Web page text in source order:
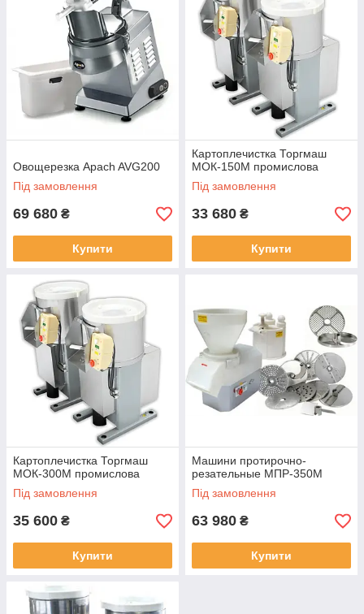
Овощерезка Apach AVG200
Під замовлення
69 680 ₴
Купити
Картоплечистка Торгмаш
МОК-150М промислова
Під замовлення
33 680 ₴
Купити
Картоплечистка Торгмаш
МОК-300М промислова
Під замовлення
35 600 ₴
Купити
Машини протирочно-
резательные МПР-350М
Під замовлення
63 980 ₴
Купити